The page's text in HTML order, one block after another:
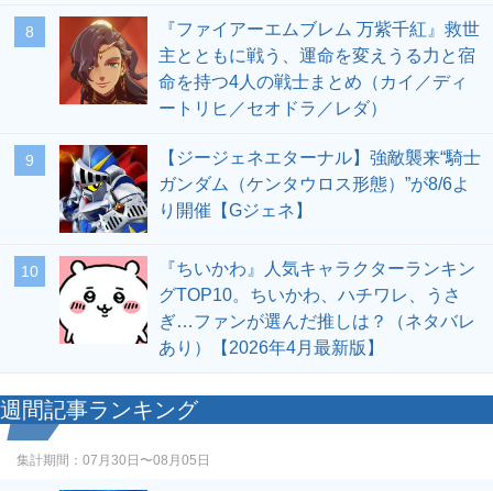
8
『ファイアーエムブレム 万紫千紅』救世
主とともに戦う、運命を変えうる力と宿
命を持つ4人の戦士まとめ（カイ／ディ
ートリヒ／セオドラ／レダ）
9
【ジージェネエターナル】強敵襲来“騎士
ガンダム（ケンタウロス形態）”が8/6よ
り開催【Gジェネ】
10
『ちいかわ』人気キャラクターランキン
グTOP10。ちいかわ、ハチワレ、うさ
ぎ…ファンが選んだ推しは？（ネタバレ
あり）【2026年4月最新版】
週間記事ランキング
集計期間： 07月30日〜08月05日